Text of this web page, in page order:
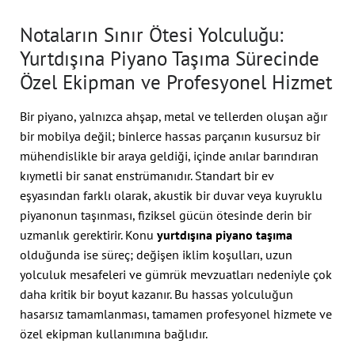
Notaların Sınır Ötesi Yolculuğu:
Yurtdışına Piyano Taşıma Sürecinde
Özel Ekipman ve Profesyonel Hizmet
Bir piyano, yalnızca ahşap, metal ve tellerden oluşan ağır
bir mobilya değil; binlerce hassas parçanın kusursuz bir
mühendislikle bir araya geldiği, içinde anılar barındıran
kıymetli bir sanat enstrümanıdır. Standart bir ev
eşyasından farklı olarak, akustik bir duvar veya kuyruklu
piyanonun taşınması, fiziksel gücün ötesinde derin bir
uzmanlık gerektirir. Konu yurtdışına piyano taşıma
olduğunda ise süreç; değişen iklim koşulları, uzun
yolculuk mesafeleri ve gümrük mevzuatları nedeniyle çok
daha kritik bir boyut kazanır. Bu hassas yolculuğun
hasarsız tamamlanması, tamamen profesyonel hizmete ve
özel ekipman kullanımına bağlıdır.